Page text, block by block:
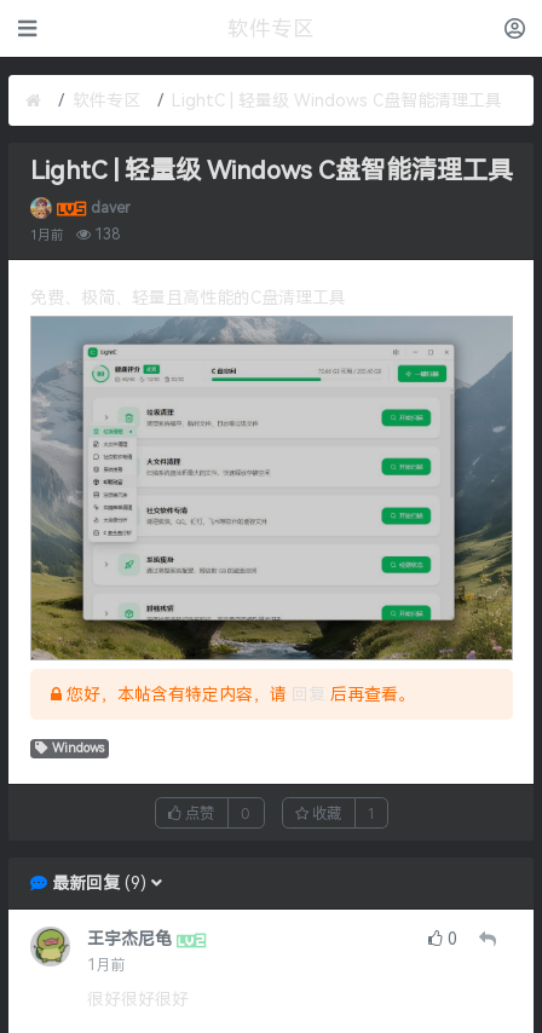
软件专区
软件专区 LightC | 轻量级 Windows C盘智能清理工具
LightC | 轻量级 Windows C盘智能清理工具
daver
1月前 138
免费、极简、轻量且高性能的C盘清理工具
您好，本帖含有特定内容，请 回复 后再查看。
Windows
点赞 0 收藏 1
最新回复 (9)
王宇杰尼龟
1月前
0
很好很好很好